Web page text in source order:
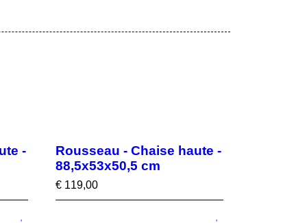
-
Rousseau - Chaise haute -
88,5x53x50,5 cm
€ 119,00